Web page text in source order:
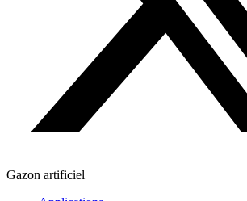
Gazon artificiel